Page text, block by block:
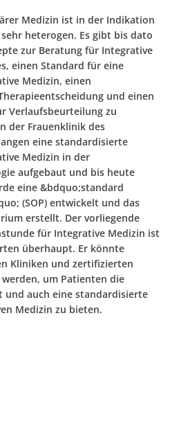
Medizin ist in der Indikation
heterogen. Es gibt bis dato
zur Beratung für Integrative
einen Standard für eine
Medizin, einen
und einen
Verlaufsbeurteilung zu
der Frauenklinik des
eine standardisierte
Medizin in der
aufgebaut und bis heute
eine &bdquo;standard
(SOP) entwickelt und das
erstellt. Der vorliegende
für Integrative Medizin ist
überhaupt. Er könnte
Kliniken und zertifizierten
um Patienten die
und auch eine standardisierte
Medizin zu bieten.